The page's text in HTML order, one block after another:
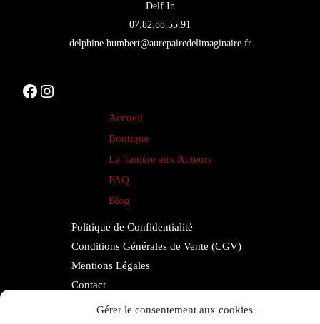
Gérer le consentement aux cookies
Delf In
07.82.88.55.91
delphine.humbert@aurepairedelimaginaire.fr
Facebook
Instagram
Accueil
Boutique
La Tanière aux Auteurs
FAQ
Blog
Politique de Confidentialité
Conditions Générales de Vente (CGV)
Mentions Légales
Contact
Espace Auteurs